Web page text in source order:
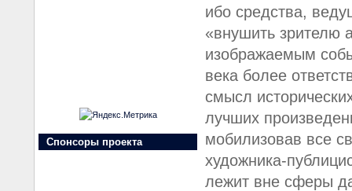
Спонсоры проекта
ибо средства,
«внушить зрителю
изображаемым
века более
смысл
лучших
мобилизовав все
художника-
лежит вне сферы